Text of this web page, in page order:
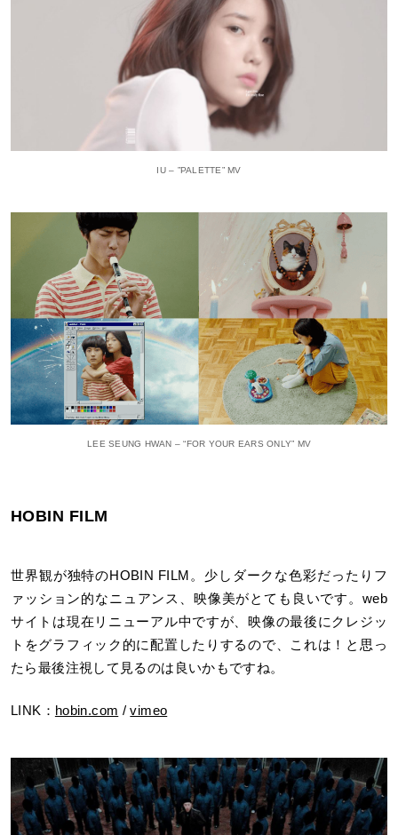
IU – ”PALETTE” MV
LEE SEUNG HWAN – “FOR YOUR EARS ONLY” MV
HOBIN FILM
世界観が独特のHOBIN FILM。少しダークな色彩だったりフ
ァッション的なニュアンス、映像美がとても良いです。web
サイトは現在リニューアル中ですが、映像の最後にクレジッ
トをグラフィック的に配置したりするので、これは！と思っ
たら最後注視して見るのは良いかもですね。
LINK： hobin.com /vimeo